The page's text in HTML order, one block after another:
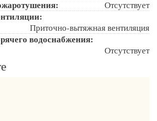
Отсутствует
Приточно-вытяжная вентиляция
водоснабжения:
Отсутствует